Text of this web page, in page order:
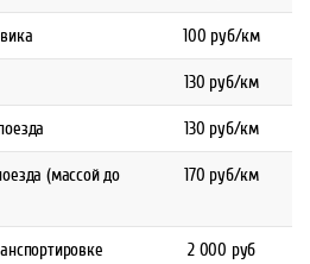
100 руб/км
130 руб/км
130 руб/км
(массой до
170 руб/км
2 000 руб